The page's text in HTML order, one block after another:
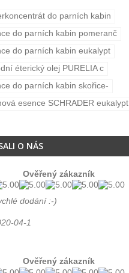
do parních kabin
do parních kabin pomeranč
do parních kabin eukalypt
éterický olej PURELIA c
do parních kabin skořice-
esence SCHRADER eukalypt
O NÁS
Ověřený zákazník
dodání :-)
04-1
Ověřený zákazník